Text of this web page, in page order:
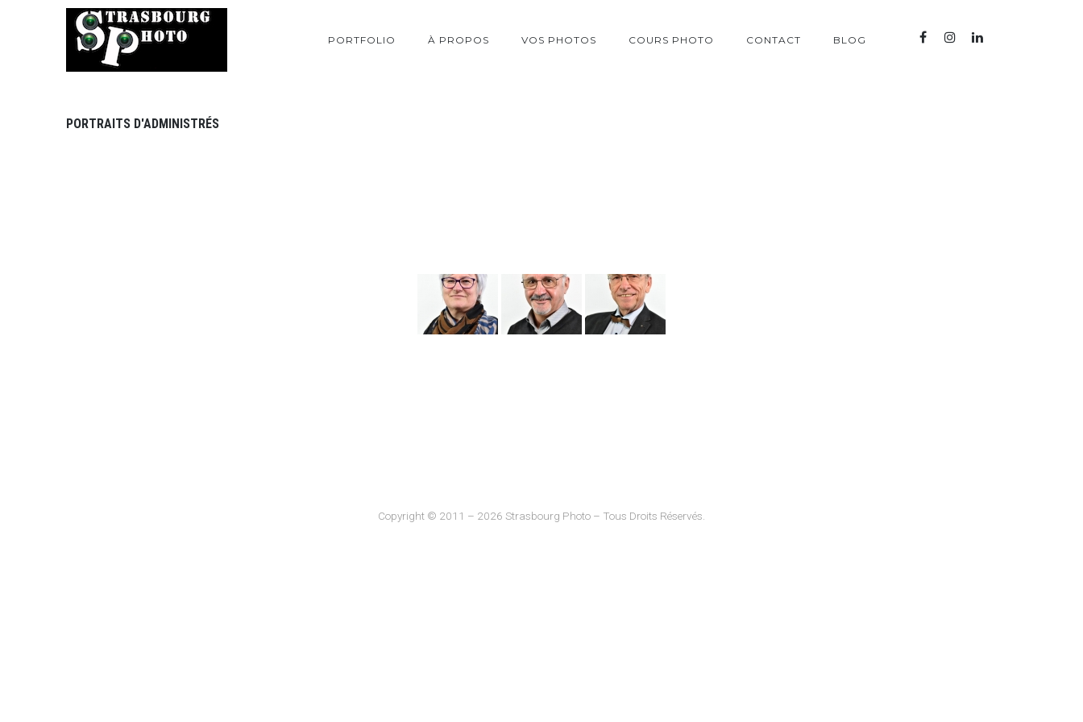
PORTFOLIO À PROPOS VOS PHOTOS COURS PHOTO CONTACT BLOG
PORTRAITS D'ADMINISTRÉS
Copyright © 2011 – 2026 Strasbourg Photo – Tous Droits Réservés.